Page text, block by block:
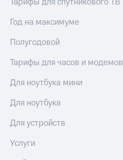
Год на максимуме
Полугодовой
Тарифы для часов и модемов
Для ноутбука мини
Для ноутбука
Для устройств
Услуги